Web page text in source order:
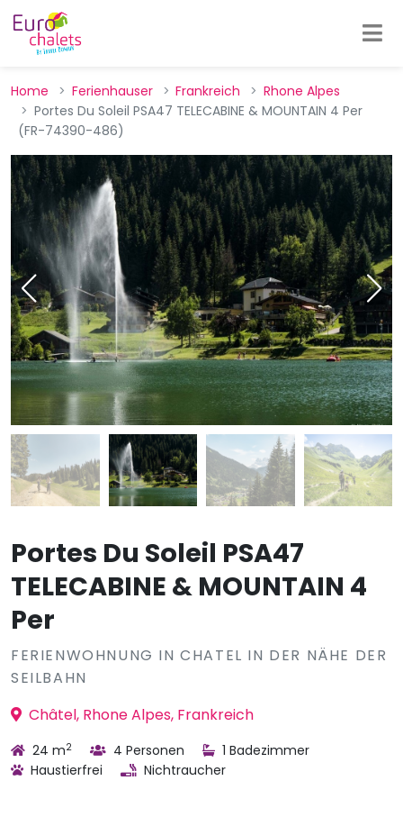
Home Ferienhauser Frankreich
Rhone Alpes
Portes Du Soleil PSA47 TELECABINE & MOUNTAIN 4 Per
(FR-74390-486)
Portes Du Soleil PSA47
TELECABINE & MOUNTAIN 4
Per
FERIENWOHNUNG IN CHATEL IN DER NÄHE DER
SEILBAHN
Châtel, Rhone Alpes, Frankreich
24 m2 4 Personen
1 Badezimmer
Haustierfrei
Nichtraucher